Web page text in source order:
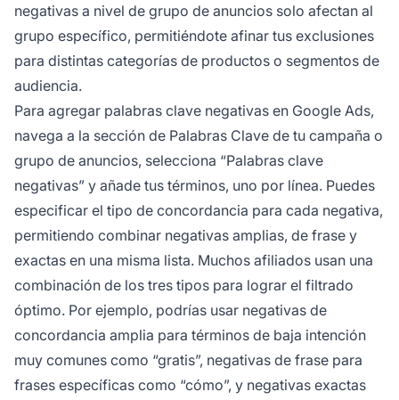
negativas a nivel de grupo de anuncios solo afectan al
grupo específico, permitiéndote afinar tus exclusiones
para distintas categorías de productos o segmentos de
audiencia.
Para agregar palabras clave negativas en Google Ads,
navega a la sección de Palabras Clave de tu campaña o
grupo de anuncios, selecciona “Palabras clave
negativas” y añade tus términos, uno por línea. Puedes
especificar el tipo de concordancia para cada negativa,
permitiendo combinar negativas amplias, de frase y
exactas en una misma lista. Muchos afiliados usan una
combinación de los tres tipos para lograr el filtrado
óptimo. Por ejemplo, podrías usar negativas de
concordancia amplia para términos de baja intención
muy comunes como “gratis”, negativas de frase para
frases específicas como “cómo”, y negativas exactas